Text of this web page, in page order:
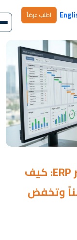
اطلب عرضاً
إدارة المشاريع المتعددة عبر ERP: كيف
وتخفض